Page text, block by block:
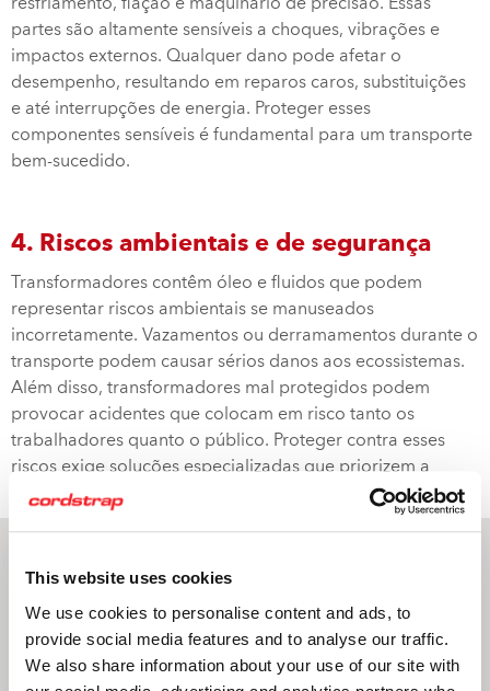
This website uses cookies
We use cookies to personalise content and ads, to
provide social media features and to analyse our traffic.
We also share information about your use of our site with
resfriamento, fiação e maquinário de precisão. Essas
partes são altamente sensíveis a choques, vibrações e
impactos externos. Qualquer dano pode afetar o
desempenho, resultando em reparos caros, substituições
e até interrupções de energia. Proteger esses
componentes sensíveis é fundamental para um transporte
bem-sucedido.
4. Riscos ambientais e de segurança
Transformadores contêm óleo e fluidos que podem
representar riscos ambientais se manuseados
incorretamente. Vazamentos ou derramamentos durante o
transporte podem causar sérios danos aos ecossistemas.
Além disso, transformadores mal protegidos podem
provocar acidentes que colocam em risco tanto os
trabalhadores quanto o público. Proteger contra esses
riscos exige soluções especializadas que priorizem a
segurança e a responsabilidade ambiental.
Os quatro principais
motivos para escolher a
Cordstrap como sua